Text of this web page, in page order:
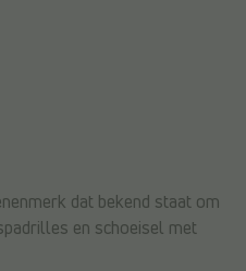
dat bekend staat om
en schoeisel met